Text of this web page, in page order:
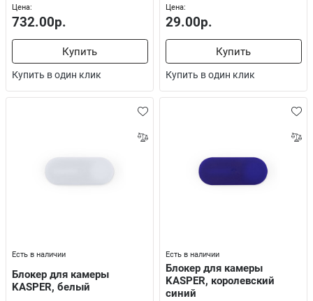
Цена:
732.00р.
Купить
Купить в один клик
Цена:
29.00р.
Купить
Купить в один клик
Есть в наличии
Блокер для камеры
KASPER, белый
Есть в наличии
Блокер для камеры
KASPER, королевский
синий